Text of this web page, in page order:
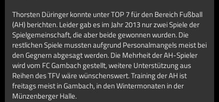
Thorsten Düringer konnte unter TOP 7 für den Bereich Fußball
(AH) berichten. Leider gab es im Jahr 2013 nur zwei Spiele der
Spielgemeinschaft, die aber beide gewonnen wurden. Die
restlichen Spiele mussten aufgrund Personalmangels meist bei
den Gegnern abgesagt werden. Die Mehrheit der AH-Spieler
wird vom FC Gambach gestellt, weitere Unterstützung aus
Reihen des TFV wäre wünschenswert. Training der AH ist
freitags meist in Gambach, in den Wintermonaten in der
Münzenberger Halle.